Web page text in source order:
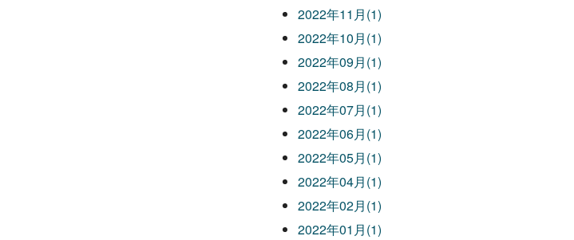
2022年11月(1)
2022年10月(1)
2022年09月(1)
2022年08月(1)
2022年07月(1)
2022年06月(1)
2022年05月(1)
2022年04月(1)
2022年02月(1)
2022年01月(1)